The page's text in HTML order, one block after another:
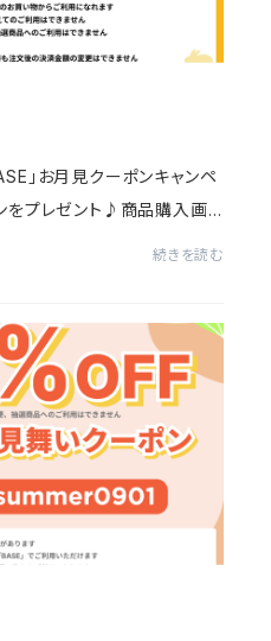
」お月見クーポンキャンペ
をプレゼント♪商品購入画
続きを読む